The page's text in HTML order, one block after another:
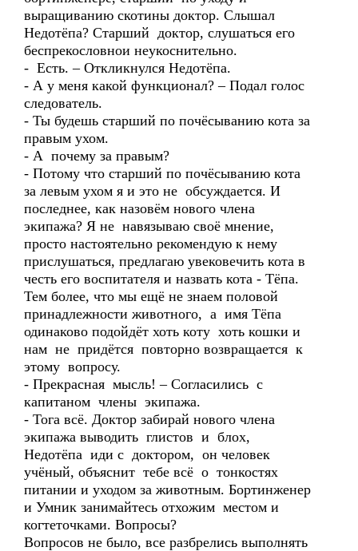
выращиванию скотины доктор. Слышал
Недотёпа? Старший доктор, слушаться его
беспрекословнои неукоснительно.
- Есть. – Откликнулся Недотёпа.
- А у меня какой функционал? – Подал голос
следователь.
- Ты будешь старший по почёсыванию кота за
правым ухом.
- А почему за правым?
- Потому что старший по почёсыванию кота
за левым ухом я и это не обсуждается. И
последнее, как назовём нового члена
экипажа? Я не навязываю своё мнение,
просто настоятельно рекомендую к нему
прислушаться, предлагаю увековечить кота в
честь его воспитателя и назвать кота - Тёпа.
Тем более, что мы ещё не знаем половой
принадлежности животного, а имя Тёпа
одинаково подойдёт хоть коту хоть кошки и
нам не придётся повторно возвращается к
этому вопросу.
- Прекрасная мысль! – Согласились с
капитаном члены экипажа.
- Тога всё. Доктор забирай нового члена
экипажа выводить глистов и блох,
Недотёпа иди с доктором, он человек
учёный, объяснит тебе всё о тонкостях
питании и уходом за животным. Бортинженер
и Умник занимайтесь отхожим местом и
когтеточками. Вопросы?
Вопросов не было, все разбрелись выполнять